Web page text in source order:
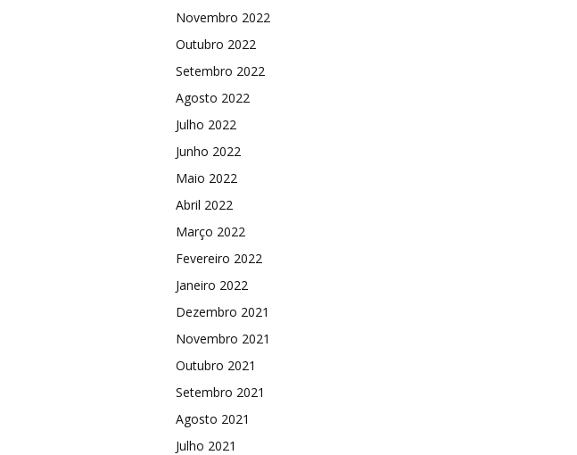
Novembro 2022
Outubro 2022
Setembro 2022
Agosto 2022
Julho 2022
Junho 2022
Maio 2022
Abril 2022
Março 2022
Fevereiro 2022
Janeiro 2022
Dezembro 2021
Novembro 2021
Outubro 2021
Setembro 2021
Agosto 2021
Julho 2021